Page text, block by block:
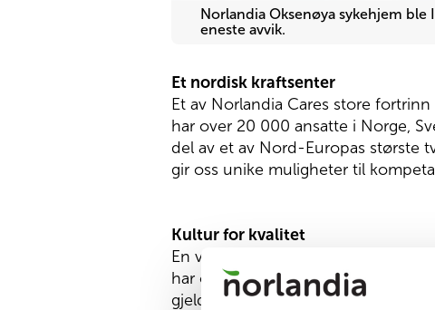
Norlandia Oksenøya sykehjem
eneste avvik.
Et nordisk kraftsenter
Et av Norlandia Cares store
har over 20 000 ansatte i Norge,
del av et av Nord-Europas største
gir oss unike muligheter til
Kultur for kvalitet
En viktig del av vår
har opprettet bransjeledende
gjelder bruk av helseteknologi og